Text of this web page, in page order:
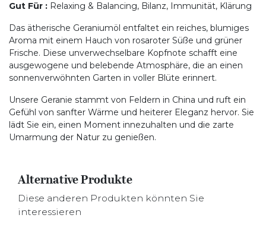
Gut Für : Relaxing & Balancing, Bilanz, Immunität, Klärung
Das ätherische Geraniumöl entfaltet ein reiches, blumiges
Aroma mit einem Hauch von rosaroter Süße und grüner
Frische. Diese unverwechselbare Kopfnote schafft eine
ausgewogene und belebende Atmosphäre, die an einen
sonnenverwöhnten Garten in voller Blüte erinnert.
Unsere Geranie stammt von Feldern in China und ruft ein
Gefühl von sanfter Wärme und heiterer Eleganz hervor. Sie
lädt Sie ein, einen Moment innezuhalten und die zarte
Umarmung der Natur zu genießen.
Alternative Produkte
Diese anderen Produkten könnten Sie
interessieren